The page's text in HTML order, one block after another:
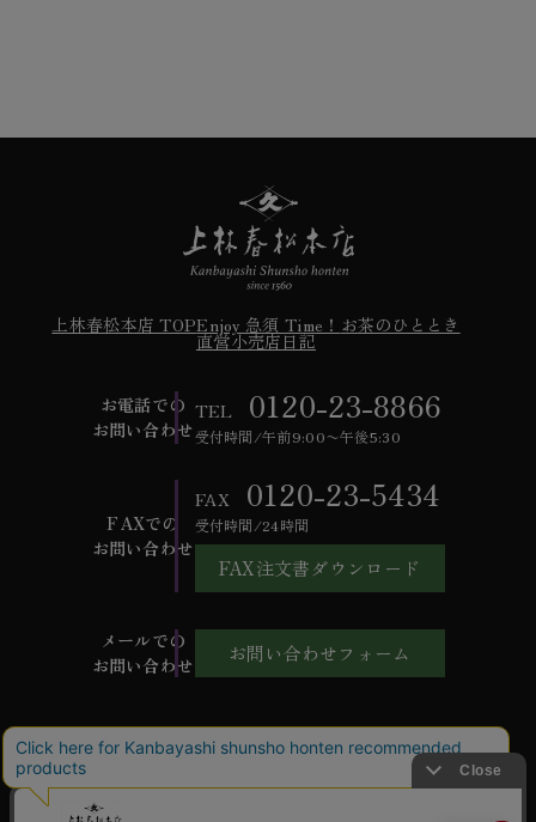
上林春松本店 TOPEnjoy 急須 Time！ お茶のひととき
直営小売店日記
お電話での
お問い合わせ
TEL 0120-23-8866
受付時間/午前9:00〜午後5:30
FAXでの
お問い合わせ
FAX 0120-23-5434
受付時間/24時間
FAX注文書ダウンロード
メールでの
お問い合わせ
お問い合わせフォーム
ご利用ガイドよくあるご質問お問い合わせ
会社概要